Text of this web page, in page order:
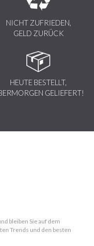
NICHT ZUFRIEDEN,
GELD ZURÜCK
HEUTE BESTELLT,
GELIEFERT!
bleiben Sie auf dem
Trends und den besten